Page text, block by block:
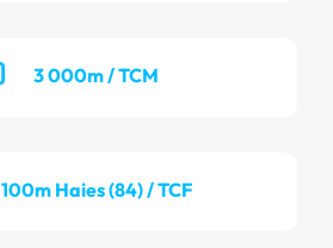
3 000m / TCM
100m Haies (84) / TCF